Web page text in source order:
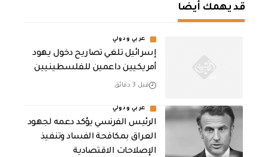
قد يهمك أيضا
عربي ودولي
إسرائيل تلغي تصاريح دخول يهود
أمريكيين داعمين للفلسطينيين
قبل 3 دقائق
عربي ودولي
الرئيس الفرنسي يؤكد دعمه لجهود
العراق بمكافحة الفساد وتنفيذ
الإصلاحات الاقتصادية